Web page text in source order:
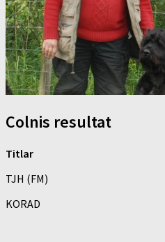
Colnis resultat
Titlar
TJH (FM)
KORAD